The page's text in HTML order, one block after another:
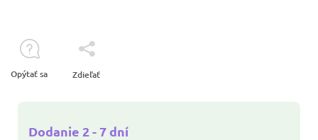
Dodanie 2 - 7 dní
Opýtať sa Zdieľať